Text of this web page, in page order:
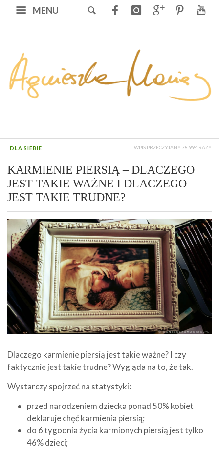
MENU
DLA SIEBIE WPIS PRZECZYTANY 78 994 RAZY
KARMIENIE PIERSIĄ – DLACZEGO
JEST TAKIE WAŻNE I DLACZEGO
JEST TAKIE TRUDNE?
Dlaczego karmienie piersią jest takie ważne? I czy
faktycznie jest takie trudne? Wygląda na to, że tak.
Wystarczy spojrzeć na statystyki:
przed narodzeniem dziecka ponad 50% kobiet
deklaruje chęć karmienia piersią;
do 6 tygodnia życia karmionych piersią jest tylko
46% dzieci;